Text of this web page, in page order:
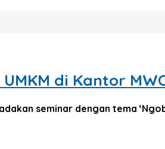
di Kantor
seminar dengan tema